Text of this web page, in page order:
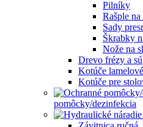
Pilníky
Rašple
Sady
Škrabky
Nože na
Drevo frézy a
Kotúče lamelové
Kotúče pre
pomôcky/dezinfekcia